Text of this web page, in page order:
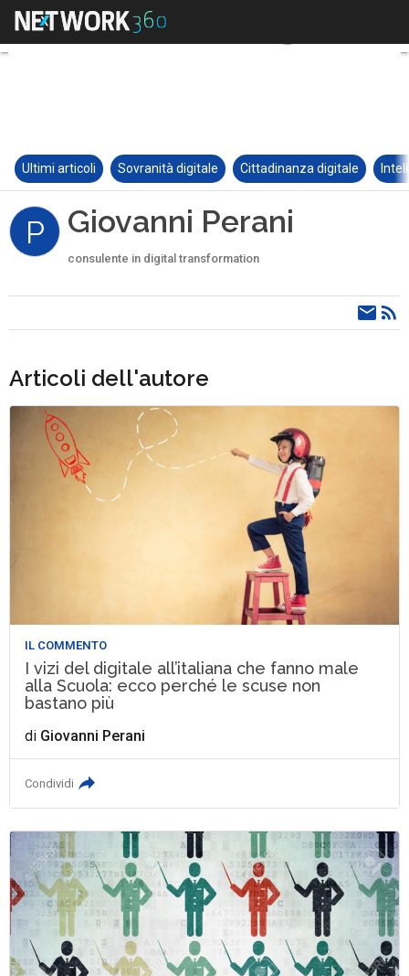
Ultimi articoli Sovranità digitale Cittadinanza digitale
P Giovanni Perani
consulente in digital transformation
Articoli dell'autore
IL COMMENTO
I vizi del digitale all’italiana che fanno male
alla Scuola: ecco perché le scuse non
bastano più
di Giovanni Perani
Condividi